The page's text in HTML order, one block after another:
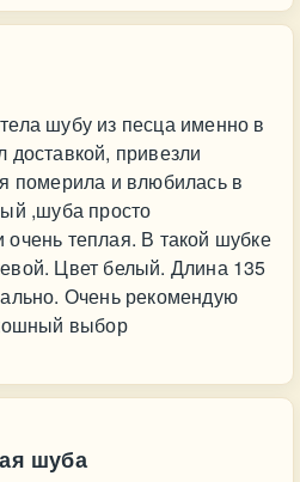
шубу из песца именно в
доставкой, привезли
померила и влюбилась в
,шуба просто
теплая. В такой шубке
Цвет белый. Длина 135
Очень рекомендую
выбор
шуба